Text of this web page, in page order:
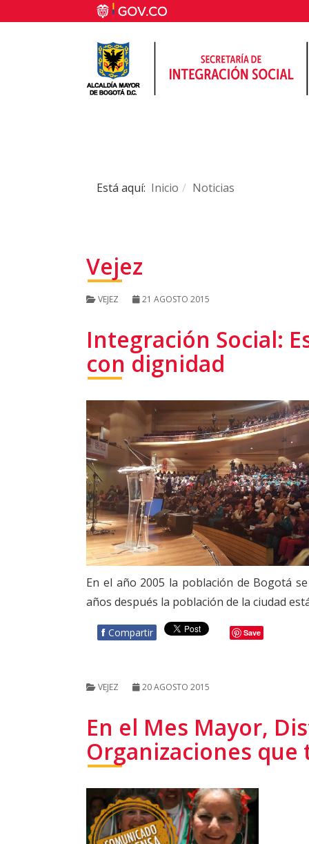
Está aquí: Inicio Noticias
Vejez
VEJEZ 21 AGOSTO 2015
Integración Social:
con dignidad
En el año 2005 la población de Bogotá
años después la población de la ciudad
f Compartir Save
VEJEZ 20 AGOSTO 2015
En el Mes Mayor,
Organizaciones que